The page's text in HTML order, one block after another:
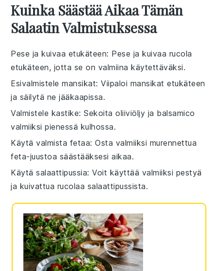
Kuinka Säästää Aikaa Tämän
Salaatin Valmistuksessa
Pese ja kuivaa etukäteen: Pese ja kuivaa rucola
etukäteen, jotta se on valmiina käytettäväksi.
Esivalmistele mansikat: Viipaloi mansikat etukäteen
ja säilytä ne jääkaapissa.
Valmistele kastike: Sekoitaoliiviöljy ja balsamico
valmiiksi pienessä kulhossa.
Käytä valmista fetaa: Osta valmiiksi murennettua
feta-juustoa säästääksesi aikaa.
Käytä salaattipussia: Voit käyttää valmiiksi pestyä
ja kuivattua rucolaa salaattipussista.